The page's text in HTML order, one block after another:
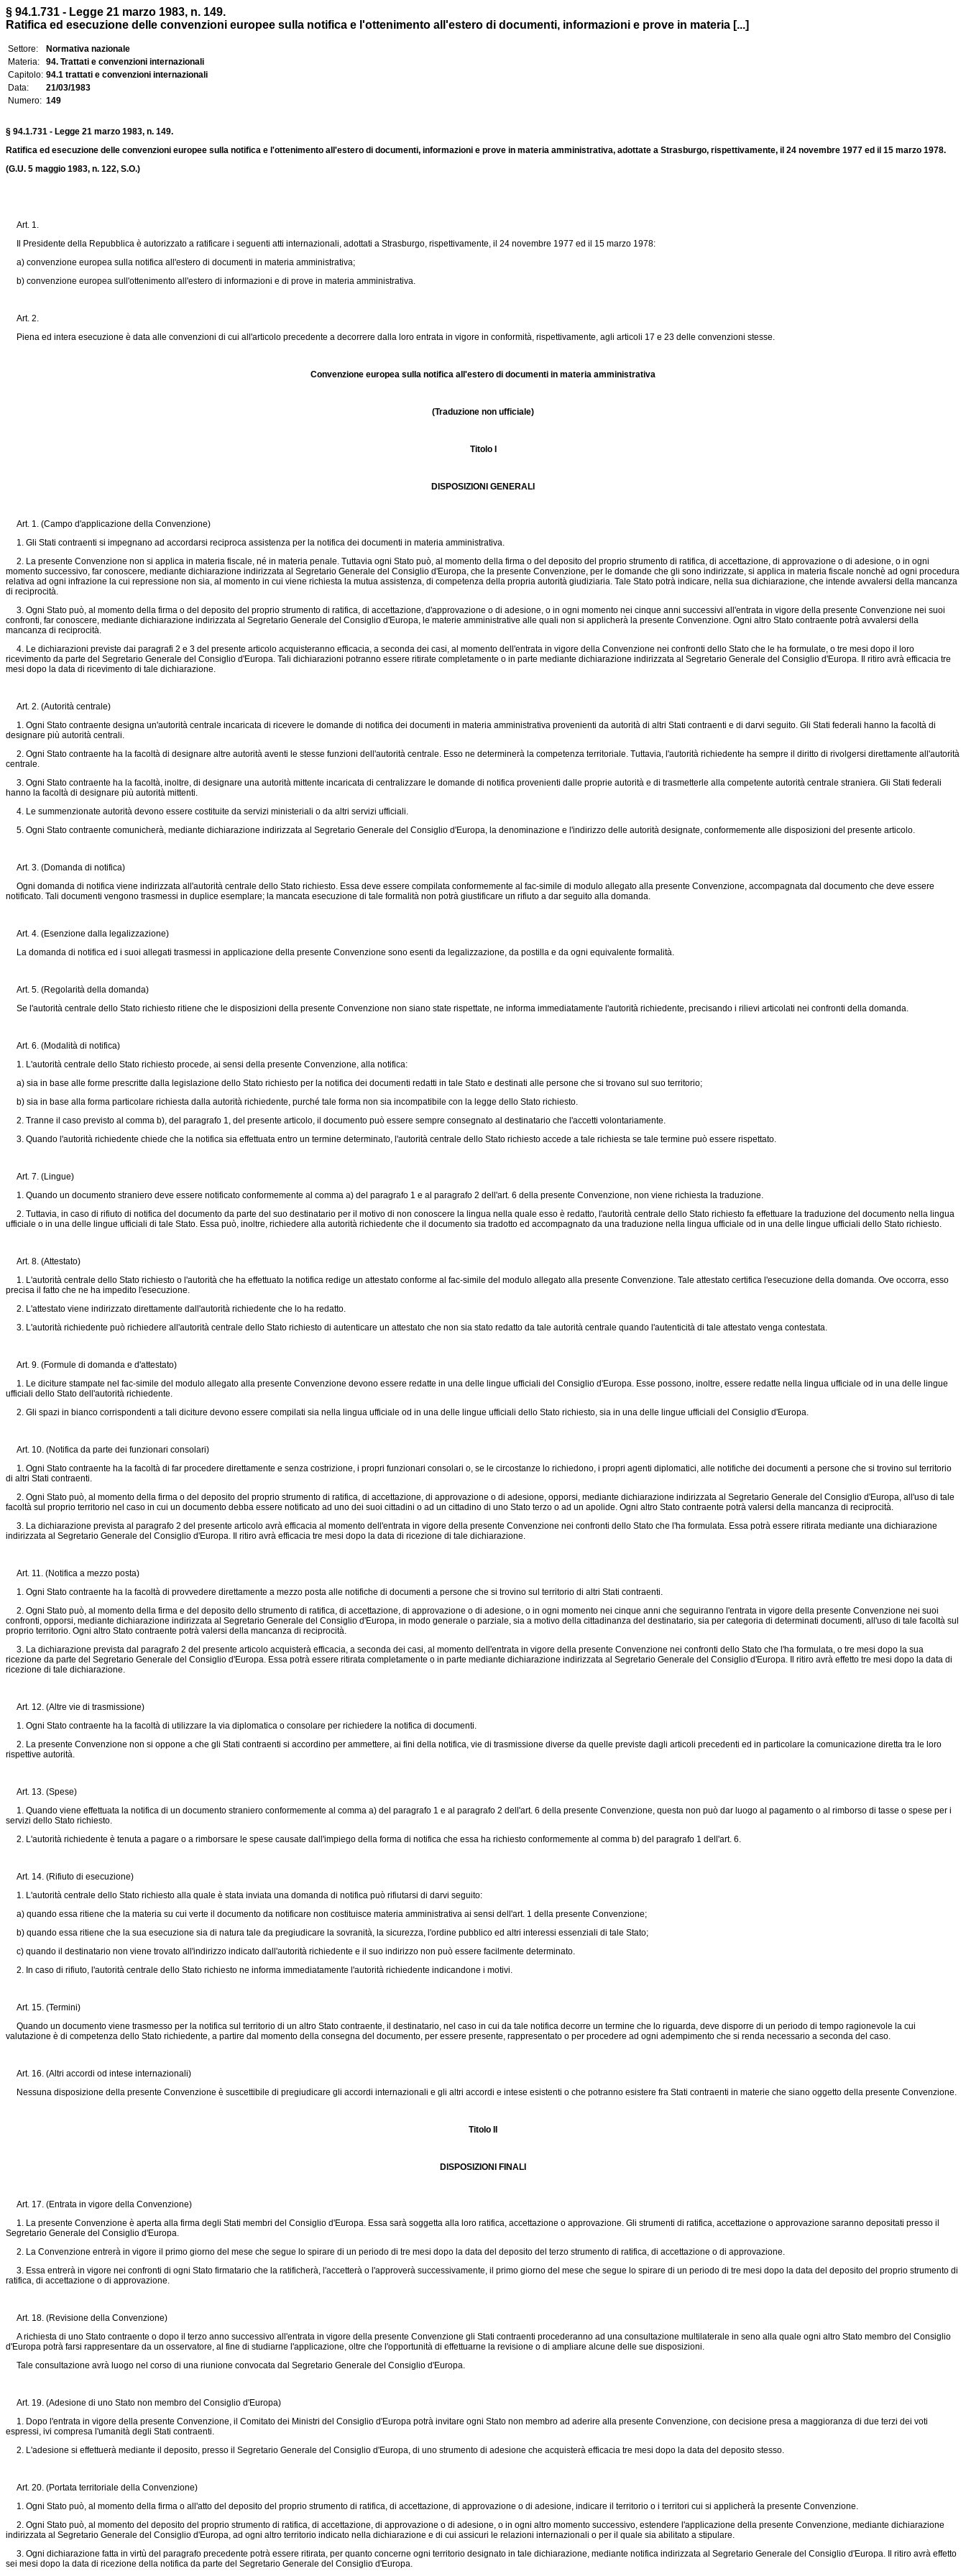
§ 94.1.731 - Legge 21 marzo 1983, n. 149.
Ratifica ed esecuzione delle convenzioni europee sulla notifica e l'ottenimento all'estero di documenti, informazioni e prove in materia [...]
Settore:
Normativa nazionale
Materia:
94. Trattati e convenzioni internazionali
Capitolo: 94.1 trattati e convenzioni internazionali
Data:
21/03/1983
Numero: 149
§ 94.1.731 - Legge 21 marzo 1983, n. 149.
Ratifica ed esecuzione delle convenzioni europee sulla notifica e l'ottenimento all'estero di documenti, informazioni e prove in materia amministrativa, adottate a Strasburgo, rispettivamente, il 24 novembre 1977 ed il 15 marzo 1978.
(G.U. 5 maggio 1983, n. 122, S.O.)
Art. 1.
Il Presidente della Repubblica è autorizzato a ratificare i seguenti atti internazionali, adottati a Strasburgo, rispettivamente, il 24 novembre 1977 ed il 15 marzo 1978:
a) convenzione europea sulla notifica all'estero di documenti in materia amministrativa;
b) convenzione europea sull'ottenimento all'estero di informazioni e di prove in materia amministrativa.
Art. 2.
Piena ed intera esecuzione è data alle convenzioni di cui all'articolo precedente a decorrere dalla loro entrata in vigore in conformità, rispettivamente, agli articoli 17 e 23 delle convenzioni stesse.
Convenzione europea sulla notifica all'estero di documenti in materia amministrativa
(Traduzione non ufficiale)
Titolo I
DISPOSIZIONI GENERALI
Art. 1. (Campo d'applicazione della Convenzione)
1. Gli Stati contraenti si impegnano ad accordarsi reciproca assistenza per la notifica dei documenti in materia amministrativa.
2. La presente Convenzione non si applica in materia fiscale, né in materia penale. Tuttavia ogni Stato può, al momento della firma o del deposito del proprio strumento di ratifica, di accettazione, di approvazione o di adesione, o in ogni
momento successivo, far conoscere, mediante dichiarazione indirizzata al Segretario Generale del Consiglio d'Europa, che la presente Convenzione, per le domande che gli sono indirizzate, si applica in materia fiscale nonchè ad ogni procedura
relativa ad ogni infrazione la cui repressione non sia, al momento in cui viene richiesta la mutua assistenza, di competenza della propria autorità giudiziaria. Tale Stato potrà indicare, nella sua dichiarazione, che intende avvalersi della mancanza
di reciprocità.
3. Ogni Stato può, al momento della firma o del deposito del proprio strumento di ratifica, di accettazione, d'approvazione o di adesione, o in ogni momento nei cinque anni successivi all'entrata in vigore della presente Convenzione nei suoi
confronti, far conoscere, mediante dichiarazione indirizzata al Segretario Generale del Consiglio d'Europa, le materie amministrative alle quali non si applicherà la presente Convenzione. Ogni altro Stato contraente potrà avvalersi della
mancanza di reciprocità.
4. Le dichiarazioni previste dai paragrafi 2 e 3 del presente articolo acquisteranno efficacia, a seconda dei casi, al momento dell'entrata in vigore della Convenzione nei confronti dello Stato che le ha formulate, o tre mesi dopo il loro
ricevimento da parte del Segretario Generale del Consiglio d'Europa. Tali dichiarazioni potranno essere ritirate completamente o in parte mediante dichiarazione indirizzata al Segretario Generale del Consiglio d'Europa. Il ritiro avrà efficacia tre
mesi dopo la data di ricevimento di tale dichiarazione.
Art. 2. (Autorità centrale)
1. Ogni Stato contraente designa un'autorità centrale incaricata di ricevere le domande di notifica dei documenti in materia amministrativa provenienti da autorità di altri Stati contraenti e di darvi seguito. Gli Stati federali hanno la facoltà di
designare più autorità centrali.
2. Ogni Stato contraente ha la facoltà di designare altre autorità aventi le stesse funzioni dell'autorità centrale. Esso ne determinerà la competenza territoriale. Tuttavia, l'autorità richiedente ha sempre il diritto di rivolgersi direttamente all'autorità
centrale.
3. Ogni Stato contraente ha la facoltà, inoltre, di designare una autorità mittente incaricata di centralizzare le domande di notifica provenienti dalle proprie autorità e di trasmetterle alla competente autorità centrale straniera. Gli Stati federali
hanno la facoltà di designare più autorità mittenti.
4. Le summenzionate autorità devono essere costituite da servizi ministeriali o da altri servizi ufficiali.
5. Ogni Stato contraente comunicherà, mediante dichiarazione indirizzata al Segretario Generale del Consiglio d'Europa, la denominazione e l'indirizzo delle autorità designate, conformemente alle disposizioni del presente articolo.
Art. 3. (Domanda di notifica)
Ogni domanda di notifica viene indirizzata all'autorità centrale dello Stato richiesto. Essa deve essere compilata conformemente al fac-simile di modulo allegato alla presente Convenzione, accompagnata dal documento che deve essere
notificato. Tali documenti vengono trasmessi in duplice esemplare; la mancata esecuzione di tale formalità non potrà giustificare un rifiuto a dar seguito alla domanda.
Art. 4. (Esenzione dalla legalizzazione)
La domanda di notifica ed i suoi allegati trasmessi in applicazione della presente Convenzione sono esenti da legalizzazione, da postilla e da ogni equivalente formalità.
Art. 5. (Regolarità della domanda)
Se l'autorità centrale dello Stato richiesto ritiene che le disposizioni della presente Convenzione non siano state rispettate, ne informa immediatamente l'autorità richiedente, precisando i rilievi articolati nei confronti della domanda.
Art. 6. (Modalità di notifica)
1. L'autorità centrale dello Stato richiesto procede, ai sensi della presente Convenzione, alla notifica:
a) sia in base alle forme prescritte dalla legislazione dello Stato richiesto per la notifica dei documenti redatti in tale Stato e destinati alle persone che si trovano sul suo territorio;
b) sia in base alla forma particolare richiesta dalla autorità richiedente, purché tale forma non sia incompatibile con la legge dello Stato richiesto.
2. Tranne il caso previsto al comma b), del paragrafo 1, del presente articolo, il documento può essere sempre consegnato al destinatario che l'accetti volontariamente.
3. Quando l'autorità richiedente chiede che la notifica sia effettuata entro un termine determinato, l'autorità centrale dello Stato richiesto accede a tale richiesta se tale termine può essere rispettato.
Art. 7. (Lingue)
1. Quando un documento straniero deve essere notificato conformemente al comma a) del paragrafo 1 e al paragrafo 2 dell'art. 6 della presente Convenzione, non viene richiesta la traduzione.
2. Tuttavia, in caso di rifiuto di notifica del documento da parte del suo destinatario per il motivo di non conoscere la lingua nella quale esso è redatto, l'autorità centrale dello Stato richiesto fa effettuare la traduzione del documento nella lingua
ufficiale o in una delle lingue ufficiali di tale Stato. Essa può, inoltre, richiedere alla autorità richiedente che il documento sia tradotto ed accompagnato da una traduzione nella lingua ufficiale od in una delle lingue ufficiali dello Stato richiesto.
Art. 8. (Attestato)
1. L'autorità centrale dello Stato richiesto o l'autorità che ha effettuato la notifica redige un attestato conforme al fac-simile del modulo allegato alla presente Convenzione. Tale attestato certifica l'esecuzione della domanda. Ove occorra, esso
precisa il fatto che ne ha impedito l'esecuzione.
2. L'attestato viene indirizzato direttamente dall'autorità richiedente che lo ha redatto.
3. L'autorità richiedente può richiedere all'autorità centrale dello Stato richiesto di autenticare un attestato che non sia stato redatto da tale autorità centrale quando l'autenticità di tale attestato venga contestata.
Art. 9. (Formule di domanda e d'attestato)
1. Le diciture stampate nel fac-simile del modulo allegato alla presente Convenzione devono essere redatte in una delle lingue ufficiali del Consiglio d'Europa. Esse possono, inoltre, essere redatte nella lingua ufficiale od in una delle lingue
ufficiali dello Stato dell'autorità richiedente.
2. Gli spazi in bianco corrispondenti a tali diciture devono essere compilati sia nella lingua ufficiale od in una delle lingue ufficiali dello Stato richiesto, sia in una delle lingue ufficiali del Consiglio d'Europa.
Art. 10. (Notifica da parte dei funzionari consolari)
1. Ogni Stato contraente ha la facoltà di far procedere direttamente e senza costrizione, i propri funzionari consolari o, se le circostanze lo richiedono, i propri agenti diplomatici, alle notifiche dei documenti a persone che si trovino sul territorio
di altri Stati contraenti.
2. Ogni Stato può, al momento della firma o del deposito del proprio strumento di ratifica, di accettazione, di approvazione o di adesione, opporsi, mediante dichiarazione indirizzata al Segretario Generale del Consiglio d'Europa, all'uso di tale
facoltà sul proprio territorio nel caso in cui un documento debba essere notificato ad uno dei suoi cittadini o ad un cittadino di uno Stato terzo o ad un apolide. Ogni altro Stato contraente potrà valersi della mancanza di reciprocità.
3. La dichiarazione prevista al paragrafo 2 del presente articolo avrà efficacia al momento dell'entrata in vigore della presente Convenzione nei confronti dello Stato che l'ha formulata. Essa potrà essere ritirata mediante una dichiarazione
indirizzata al Segretario Generale del Consiglio d'Europa. Il ritiro avrà efficacia tre mesi dopo la data di ricezione di tale dichiarazione.
Art. 11. (Notifica a mezzo posta)
1. Ogni Stato contraente ha la facoltà di provvedere direttamente a mezzo posta alle notifiche di documenti a persone che si trovino sul territorio di altri Stati contraenti.
2. Ogni Stato può, al momento della firma e del deposito dello strumento di ratifica, di accettazione, di approvazione o di adesione, o in ogni momento nei cinque anni che seguiranno l'entrata in vigore della presente Convenzione nei suoi
confronti, opporsi, mediante dichiarazione indirizzata al Segretario Generale del Consiglio d'Europa, in modo generale o parziale, sia a motivo della cittadinanza del destinatario, sia per categoria di determinati documenti, all'uso di tale facoltà sul
proprio territorio. Ogni altro Stato contraente potrà valersi della mancanza di reciprocità.
3. La dichiarazione prevista dal paragrafo 2 del presente articolo acquisterà efficacia, a seconda dei casi, al momento dell'entrata in vigore della presente Convenzione nei confronti dello Stato che l'ha formulata, o tre mesi dopo la sua
ricezione da parte del Segretario Generale del Consiglio d'Europa. Essa potrà essere ritirata completamente o in parte mediante dichiarazione indirizzata al Segretario Generale del Consiglio d'Europa. Il ritiro avrà effetto tre mesi dopo la data di
ricezione di tale dichiarazione.
Art. 12. (Altre vie di trasmissione)
1. Ogni Stato contraente ha la facoltà di utilizzare la via diplomatica o consolare per richiedere la notifica di documenti.
2. La presente Convenzione non si oppone a che gli Stati contraenti si accordino per ammettere, ai fini della notifica, vie di trasmissione diverse da quelle previste dagli articoli precedenti ed in particolare la comunicazione diretta tra le loro
rispettive autorità.
Art. 13. (Spese)
1. Quando viene effettuata la notifica di un documento straniero conformemente al comma a) del paragrafo 1 e al paragrafo 2 dell'art. 6 della presente Convenzione, questa non può dar luogo al pagamento o al rimborso di tasse o spese per i
servizi dello Stato richiesto.
2. L'autorità richiedente è tenuta a pagare o a rimborsare le spese causate dall'impiego della forma di notifica che essa ha richiesto conformemente al comma b) del paragrafo 1 dell'art. 6.
Art. 14. (Rifiuto di esecuzione)
1. L'autorità centrale dello Stato richiesto alla quale è stata inviata una domanda di notifica può rifiutarsi di darvi seguito:
a) quando essa ritiene che la materia su cui verte il documento da notificare non costituisce materia amministrativa ai sensi dell'art. 1 della presente Convenzione;
b) quando essa ritiene che la sua esecuzione sia di natura tale da pregiudicare la sovranità, la sicurezza, l'ordine pubblico ed altri interessi essenziali di tale Stato;
c) quando il destinatario non viene trovato all'indirizzo indicato dall'autorità richiedente e il suo indirizzo non può essere facilmente determinato.
2. In caso di rifiuto, l'autorità centrale dello Stato richiesto ne informa immediatamente l'autorità richiedente indicandone i motivi.
Art. 15. (Termini)
Quando un documento viene trasmesso per la notifica sul territorio di un altro Stato contraente, il destinatario, nel caso in cui da tale notifica decorre un termine che lo riguarda, deve disporre di un periodo di tempo ragionevole la cui
valutazione è di competenza dello Stato richiedente, a partire dal momento della consegna del documento, per essere presente, rappresentato o per procedere ad ogni adempimento che si renda necessario a seconda del caso.
Art. 16. (Altri accordi od intese internazionali)
Nessuna disposizione della presente Convenzione è suscettibile di pregiudicare gli accordi internazionali e gli altri accordi e intese esistenti o che potranno esistere fra Stati contraenti in materie che siano oggetto della presente Convenzione.
Titolo II
DISPOSIZIONI FINALI
Art. 17. (Entrata in vigore della Convenzione)
1. La presente Convenzione è aperta alla firma degli Stati membri del Consiglio d'Europa. Essa sarà soggetta alla loro ratifica, accettazione o approvazione. Gli strumenti di ratifica, accettazione o approvazione saranno depositati presso il
Segretario Generale del Consiglio d'Europa.
2. La Convenzione entrerà in vigore il primo giorno del mese che segue lo spirare di un periodo di tre mesi dopo la data del deposito del terzo strumento di ratifica, di accettazione o di approvazione.
3. Essa entrerà in vigore nei confronti di ogni Stato firmatario che la ratificherà, l'accetterà o l'approverà successivamente, il primo giorno del mese che segue lo spirare di un periodo di tre mesi dopo la data del deposito del proprio strumento di
ratifica, di accettazione o di approvazione.
Art. 18. (Revisione della Convenzione)
A richiesta di uno Stato contraente o dopo il terzo anno successivo all'entrata in vigore della presente Convenzione gli Stati contraenti procederanno ad una consultazione multilaterale in seno alla quale ogni altro Stato membro del Consiglio
d'Europa potrà farsi rappresentare da un osservatore, al fine di studiarne l'applicazione, oltre che l'opportunità di effettuarne la revisione o di ampliare alcune delle sue disposizioni.
Tale consultazione avrà luogo nel corso di una riunione convocata dal Segretario Generale del Consiglio d'Europa.
Art. 19. (Adesione di uno Stato non membro del Consiglio d'Europa)
1. Dopo l'entrata in vigore della presente Convenzione, il Comitato dei Ministri del Consiglio d'Europa potrà invitare ogni Stato non membro ad aderire alla presente Convenzione, con decisione presa a maggioranza di due terzi dei voti
espressi, ivi compresa l'umanità degli Stati contraenti.
2. L'adesione si effettuerà mediante il deposito, presso il Segretario Generale del Consiglio d'Europa, di uno strumento di adesione che acquisterà efficacia tre mesi dopo la data del deposito stesso.
Art. 20. (Portata territoriale della Convenzione)
1. Ogni Stato può, al momento della firma o all'atto del deposito del proprio strumento di ratifica, di accettazione, di approvazione o di adesione, indicare il territorio o i territori cui si applicherà la presente Convenzione.
2. Ogni Stato può, al momento del deposito del proprio strumento di ratifica, di accettazione, di approvazione o di adesione, o in ogni altro momento successivo, estendere l'applicazione della presente Convenzione, mediante dichiarazione
indirizzata al Segretario Generale del Consiglio d'Europa, ad ogni altro territorio indicato nella dichiarazione e di cui assicuri le relazioni internazionali o per il quale sia abilitato a stipulare.
3. Ogni dichiarazione fatta in virtù del paragrafo precedente potrà essere ritirata, per quanto concerne ogni territorio designato in tale dichiarazione, mediante notifica indirizzata al Segretario Generale del Consiglio d'Europa. Il ritiro avrà effetto
sei mesi dopo la data di ricezione della notifica da parte del Segretario Generale del Consiglio d'Europa.